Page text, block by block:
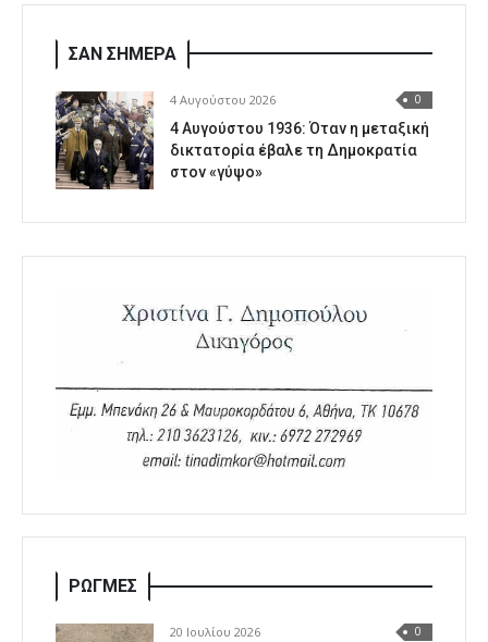
ΣΑΝ ΣΗΜΕΡΑ
4 Αυγούστου 2026 0
4 Αυγούστου 1936: Όταν η μεταξική
δικτατορία έβαλε τη Δημοκρατία
στον «γύψο»
ΡΩΓΜΕΣ
20 Ιουλίου 2026 0